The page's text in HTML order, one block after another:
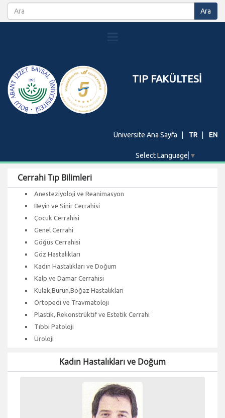
TIP FAKÜLTESİ
Üniversite Ana Sayfa TR EN
Select Language ▼
Cerrahi Tıp Bilimleri
Anesteziyoloji ve Reanimasyon
Beyin ve Sinir Cerrahisi
Çocuk Cerrahisi
Genel Cerrahi
Göğüs Cerrahisi
Göz Hastalıkları
Kadın Hastalıkları ve Doğum
Kalp ve Damar Cerrahisi
Kulak,Burun,Boğaz Hastalıkları
Ortopedi ve Travmatoloji
Plastik, Rekonstrüktif ve Estetik Cerrahi
Tıbbi Patoloji
Üroloji
Kadın Hastalıkları ve Doğum